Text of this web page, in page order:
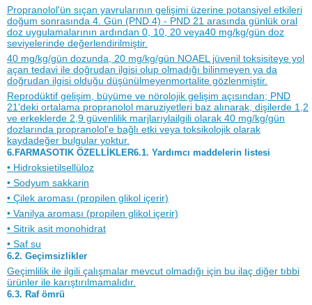
Propranolol'ün sıçan yavrularının gelişimi üzerine potansiyel etkileri
doğum sonrasında 4. Gün (PND 4) - PND 21 arasında günlük oral
doz uygulamalarının ardından 0, 10, 20 veya40 mg/kg/gün doz
seviyelerinde değerlendirilmiştir.
40 mg/kg/gün dozunda, 20 mg/kg/gün NOAEL jüvenil toksisiteye yol
açan tedavi ile doğrudan ilgisi olup olmadığı bilinmeyen ya da
doğrudan ilgisi olduğu düşünülmeyenmortalite gözlenmiştir.
Reprodüktif gelişim, büyüme ve nörolojik gelişim açısından; PND
21'deki ortalama propranolol maruziyetleri baz alınarak, dişilerde 1,2
ve erkeklerde 2,9 güvenlilik marjlarıylailgili olarak 40 mg/kg/gün
dozlarında propranolol'e bağlı etki veya toksikolojik olarak
kaydadeğer bulgular yoktur.
6.FARMASOTIK ÖZELLİKLER6.1. Yardımcı maddelerin listesi
• Hidroksietilsellüloz
• Sodyum sakkarin
• Çilek aroması (propilen glikol içerir)
• Vanilya aroması (propilen glikol içerir)
• Sitrik asit monohidrat
• Saf su
6.2. Geçimsizlikler
Geçimlilik ile ilgili çalışmalar mevcut olmadığı için bu ilaç diğer tıbbi
ürünler ile karıştırılmamalıdır.
6.3. Raf ömrü